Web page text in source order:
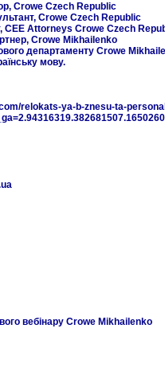
Crowe Czech Republic
Crowe Czech Republic
CEE Attorneys Crowe Czech
Crowe Mikhailenko
департаменту Crowe
мову.
relokats-ya-b-znesu-ta-
вебінару Crowe Mikhailenko